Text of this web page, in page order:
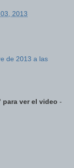
2013
de 2013 a las
ver el video -